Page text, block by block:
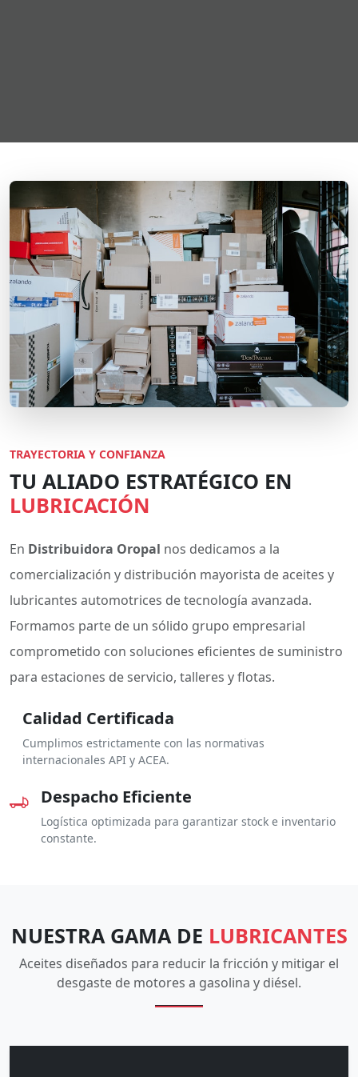
TRAYECTORIA Y CONFIANZA
TU ALIADO ESTRATÉGICO EN
LUBRICACIÓN
En Distribuidora Oropal nos dedicamos a la
comercialización y distribución mayorista de aceites y
lubricantes automotrices de tecnología avanzada.
Formamos parte de un sólido grupo empresarial
comprometido con soluciones eficientes de suministro
para estaciones de servicio, talleres y flotas.
Calidad Certificada
Cumplimos estrictamente con las normativas
internacionales API y ACEA.
Despacho Eficiente
Logística optimizada para garantizar stock e inventario
constante.
NUESTRA GAMA DE LUBRICANTES
Aceites diseñados para reducir la fricción y mitigar el
desgaste de motores a gasolina y diésel.